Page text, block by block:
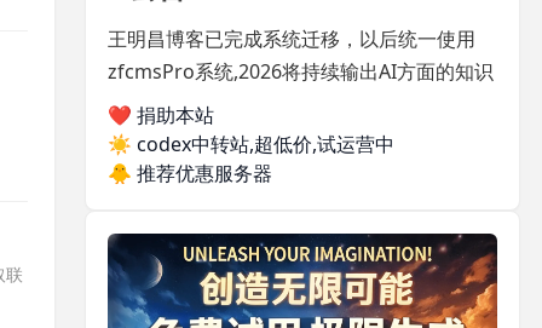
王明昌博客已完成系统迁移，以后统一使用
zfcmsPro系统,2026将持续输出AI方面的知识
❤️ 捐助本站
☀️ codex中转站,超低价,试运营中
🐥 推荐优惠服务器